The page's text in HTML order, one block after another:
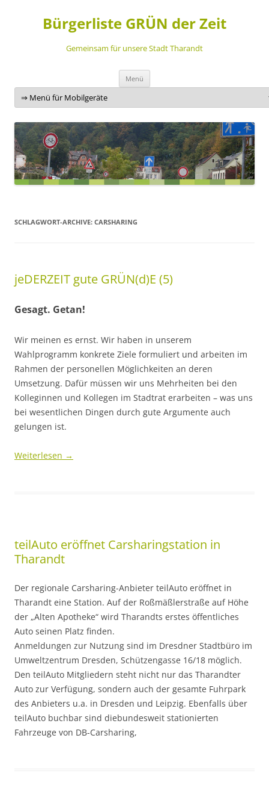
Bürgerliste GRÜN der Zeit
Gemeinsam für unsere Stadt Tharandt
Menü
springen
SCHLAGWORT-ARCHIVE: CARSHARING
jeDERZEIT gute GRÜN(d)E (5)
Gesagt. Getan!
Wir meinen es ernst. Wir haben in unserem
Wahlprogramm konkrete Ziele formuliert und arbeiten im
Rahmen der personellen Möglichkeiten an deren
Umsetzung. Dafür müssen wir uns Mehrheiten bei den
Kolleginnen und Kollegen im Stadtrat erarbeiten – was uns
bei wesentlichen Dingen durch gute Argumente auch
gelungen ist.
Weiterlesen →
teilAuto eröffnet Carsharingstation in
Tharandt
Der regionale Carsharing-Anbieter teilAuto eröffnet in
Tharandt eine Station. Auf der Roßmäßlerstraße auf Höhe
der „Alten Apotheke“ wird Tharandts erstes öffentliches
Auto seinen Platz finden.
Anmeldungen zur Nutzung sind im Dresdner Stadtbüro im
Umweltzentrum Dresden, Schützengasse 16/18 möglich.
Den teilAuto Mitgliedern steht nicht nur das Tharandter
Auto zur Verfügung, sondern auch der gesamte Fuhrpark
des Anbieters u.a. in Dresden und Leipzig. Ebenfalls über
teilAuto buchbar sind diebundesweit stationierten
Fahrzeuge von DB-Carsharing,